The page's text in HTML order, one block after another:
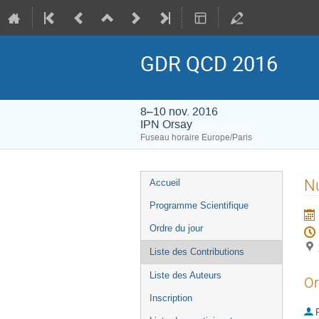
GDR QCD 2016
8–10 nov. 2016
IPN Orsay
Fuseau horaire Europe/Paris
Menu
de
Accueil
Programme Scientifique
Ordre du jour
Liste des Contributions
Liste des Auteurs
Inscription